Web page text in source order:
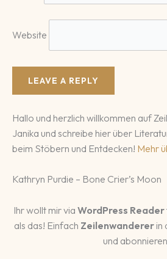
Website
Hallo und herzlich willkommen auf
Janika und schreibe hier über
beim Stöbern und Entdecken! Mehr
Kathryn Purdie – Bone Crier’s Moon
Ihr wollt mir via WordPress Reader
als das! Einfach Zeilenwandererin
und